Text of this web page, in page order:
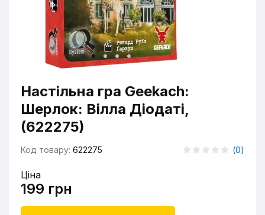
Настільна гра Geekach:
Шерлок: Вілла Діодаті,
(622275)
Код товару: 622275 (0)
Ціна
199 грн